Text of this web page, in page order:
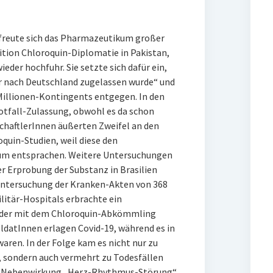
sich das Pharmazeutikum großer
Chloroquin-Diplomatie in Pakistan,
hochfuhr. Sie setzte sich dafür ein,
Deutschland zugelassen wurde“ und
Kontingents entgegen. In den
Zulassung, obwohl es da schon
äußerten Zweifel an den
Studien, weil diese den
entsprachen. Weitere Untersuchungen
Erprobung der Substanz in Brasilien
der Kranken-Akten von 368
Hospitals erbrachte ein
mit dem Chloroquin-Abkömmling
erlagen Covid-19, während es in
In der Folge kam es nicht nur zu
auch vermehrt zu Todesfällen